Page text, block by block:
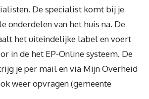
De specialist komt bij je
onderdelen van het huis na. De
het uiteindelijke label en voert
in de het EP-Online systeem. De
je per mail en via Mijn Overheid
weer opvragen (gemeente